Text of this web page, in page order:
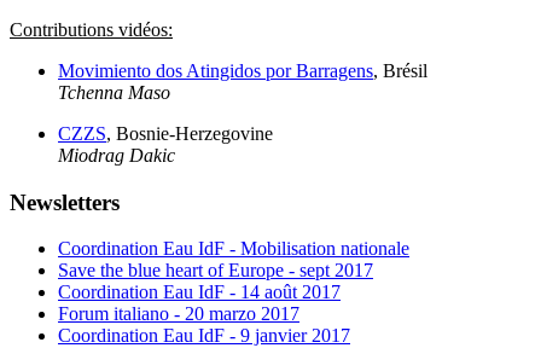
Contributions vidéos:
Movimiento dos Atingidos por Barragens, Brésil
Tchenna Maso
CZZS, Bosnie-Herzegovine
Miodrag Dakic
Newsletters
Coordination Eau IdF - Mobilisation nationale
Save the blue heart of Europe - sept 2017
Coordination Eau IdF - 14 août 2017
Forum italiano - 20 marzo 2017
Coordination Eau IdF - 9 janvier 2017